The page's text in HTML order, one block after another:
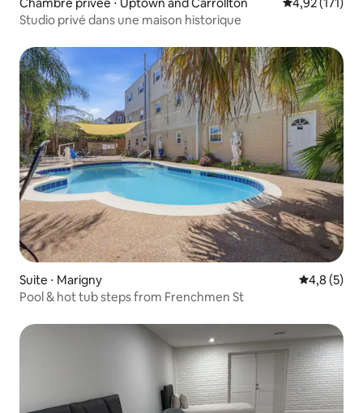
Studio privé dans une maison historique
Suite ⋅ Marigny Évaluation
4,8 (5)
Pool & hot tub steps from Frenchmen St